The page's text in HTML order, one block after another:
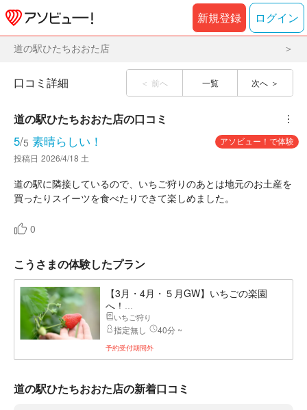
新規登録 ログイン
道の駅ひたちおおた店
前へ 一覧 次へ
口コミ詳細
道の駅ひたちおおた店の口コミ ︙
5/5 素晴らしい！
アソビュー！で体験
投稿日 2026/4/18 土
道の駅に隣接しているので、いちご狩りのあとは地元のお土産を
買ったりスイーツを食べたりできて楽しめました。
0
こうさまの体験したプラン
【3月・4月・５月GW】いちごの楽園
へ！...
いちご狩り
指定無し 40分 ~
予約受付期間外
道の駅ひたちおおた店の新着口コミ